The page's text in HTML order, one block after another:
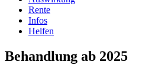
Rente
Infos
Helfen
Behandlung ab 2025